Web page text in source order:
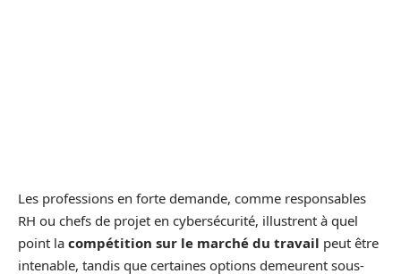
Les professions en forte demande, comme responsables
RH ou chefs de projet en cybersécurité, illustrent à quel
point la compétition sur le marché du travail peut être
intenable, tandis que certaines options demeurent sous-